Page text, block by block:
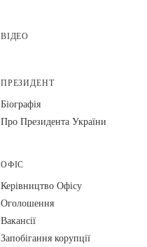
ВІДЕО
ПРЕЗИДЕНТ
Біографія
Про Президента України
ОФІС
Керівництво Офісу
Оголошення
Вакансії
Запобігання корупції